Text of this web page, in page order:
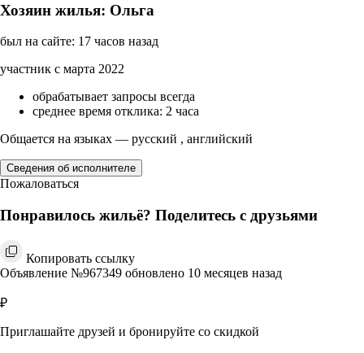
Хозяин жилья: Ольга
был на сайте: 17 часов назад
участник с марта 2022
обрабатывает запросы всегда
среднее время отклика: 2 часа
Общается на языках — русский , английский
Сведения об исполнителе
Пожаловаться
Понравилось жильё? Поделитесь с друзьями
Копировать ссылку
Объявление №967349 обновлено 10 месяцев назад
₽
Приглашайте друзей и бронируйте со скидкой